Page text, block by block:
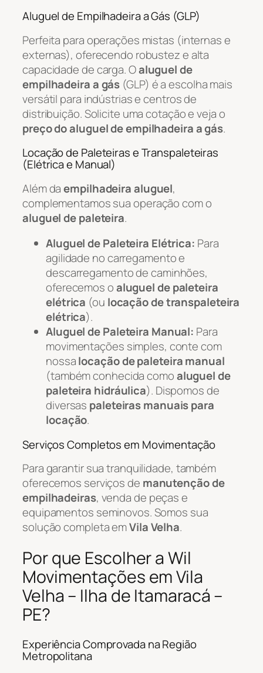
Aluguel de Empilhadeira a Gás (GLP)
Perfeita para operações mistas (internas e
externas), oferecendo robustez e alta
capacidade de carga. Oaluguel de
empilhadeira a gás (GLP) é a escolha mais
versátil para indústrias e centros de
distribuição. Solicite uma cotação e veja o
preço do aluguel de empilhadeira a gás.
Locação de Paleteiras e Transpaleteiras
(Elétrica e Manual)
Além daempilhadeira aluguel,
complementamos sua operação com o
aluguel de paleteira.
Aluguel de Paleteira Elétrica: Para
agilidade no carregamento e
descarregamento de caminhões,
oferecemos oaluguel de paleteira
elétrica (ou locação de transpaleteira
elétrica).
Aluguel de Paleteira Manual: Para
movimentações simples, conte com
nossalocação de paleteira manual
(também conhecida comoaluguel de
paleteira hidráulica). Dispomos de
diversas paleteiras manuais para
locação.
Serviços Completos em Movimentação
Para garantir sua tranquilidade, também
oferecemos serviços de manutenção de
empilhadeiras, venda de peças e
equipamentos seminovos. Somos sua
solução completa emVila Velha.
Por que Escolher a Wil
Movimentações em Vila
Velha – Ilha de Itamaracá –
PE?
Experiência Comprovada na Região
Metropolitana